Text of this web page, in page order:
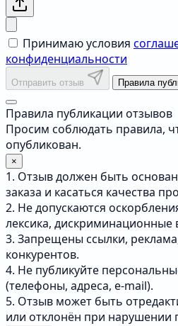
Принимаю условия
конфиденциальности
Отправить отзыв Правила
Правила публикации отзывов
Просим соблюдать правила,
опубликован.
×
1. Отзыв должен быть
заказа и касаться качества
2. Не допускаются
лексика, дискриминационные
3. Запрещены ссылки,
конкурентов.
4. Не публикуйте
(телефоны, адреса, e-mail).
5. Отзыв может быть
или отклонён при нарушении